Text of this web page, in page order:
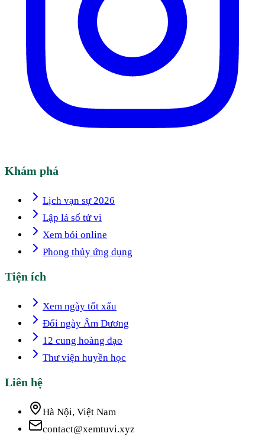
Khám phá
Lịch vạn sự 2026
Lập lá số tử vi
Xem bói online
Phong thủy ứng dụng
Tiện ích
Xem ngày tốt xấu
Đổi ngày Âm Dương
12 cung hoàng đạo
Thư viện huyền học
Liên hệ
Hà Nội, Việt Nam
contact@xemtuvi.xyz